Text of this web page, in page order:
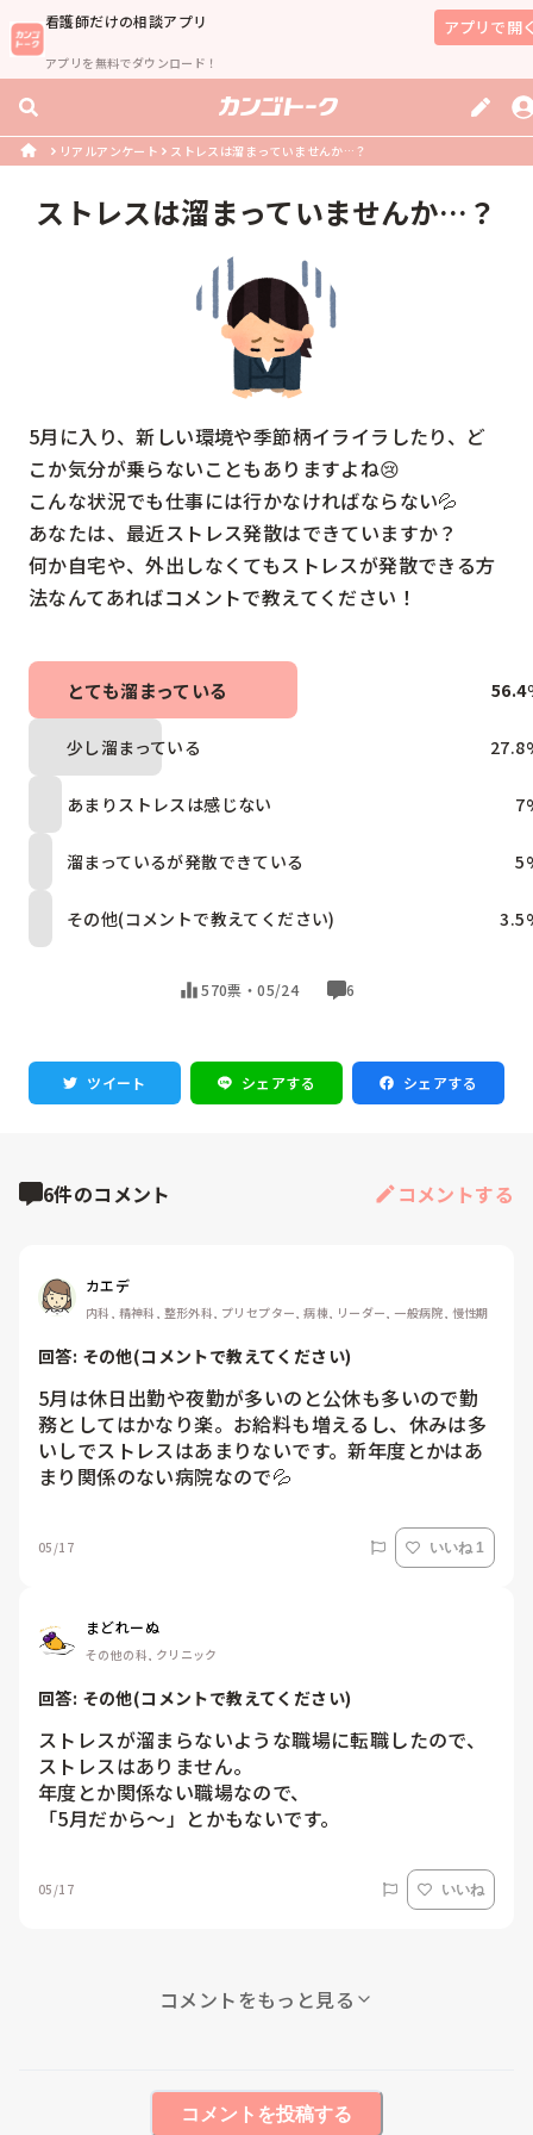
看護師だけの相談アプリ
アプリを無料でダウンロード！
アプリで開
リアルアンケート ストレスは溜まっていませんか…？
ストレスは溜まっていませんか…？
5月に入り、新しい環境や季節柄イライラしたり、ど
こか気分が乗らないこともありますよね😢
こんな状況でも仕事には行かなければならない💦
あなたは、最近ストレス発散はできていますか？
何か自宅や、外出しなくてもストレスが発散できる方
法なんてあればコメントで教えてください！
とても溜まっている 56.4
少し溜まっている 27.8
あまりストレスは感じない 7
溜まっているが発散できている 5
その他(コメントで教えてください) 3.5
570票・05/24 6
ツイート シェアする シェアする
6件のコメント コメントする
カエデ
内科, 精神科, 整形外科, プリセプター, 病棟, リーダー, 一般病院, 慢性期
回答: その他(コメントで教えてください)
5月は休日出勤や夜勤が多いのと公休も多いので勤
務としてはかなり楽。お給料も増えるし、休みは多
いしでストレスはあまりないです。新年度とかはあ
まり関係のない病院なので💦
05/17 いいね 1
まどれーぬ
その他の科, クリニック
回答: その他(コメントで教えてください)
ストレスが溜まらないような職場に転職したので、
ストレスはありません。
年度とか関係ない職場なので、
「5月だから〜」とかもないです。
05/17 いいね
コメントをもっと見る
コメントを投稿する